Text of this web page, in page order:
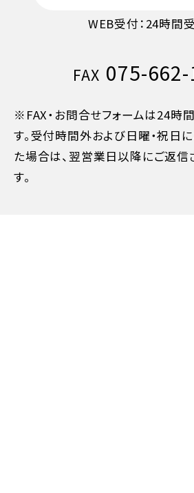
WEB受付：24時間
FAX 075-
※FAX・お問合せフォームは24時
す。受付時間外および日曜・祝日
た場合は、翌営業日以降にご返信
す。